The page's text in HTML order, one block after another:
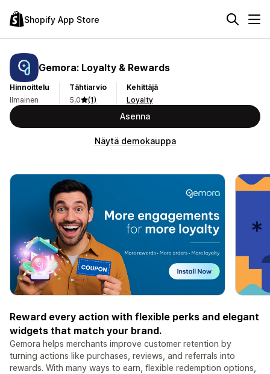
Shopify App Store
Gemora: Loyalty & Rewards
Hinnoittelu
Ilmainen
Tähtiarvio
5,0
(1)
Kehittäjä
Loyalty
Asenna
Näytä demokauppa
Reward every action with flexible perks and elegant
widgets that match your brand.
Gemora helps merchants improve customer retention by
turning actions like purchases, reviews, and referrals into
rewards. With many ways to earn, flexible redemption options,